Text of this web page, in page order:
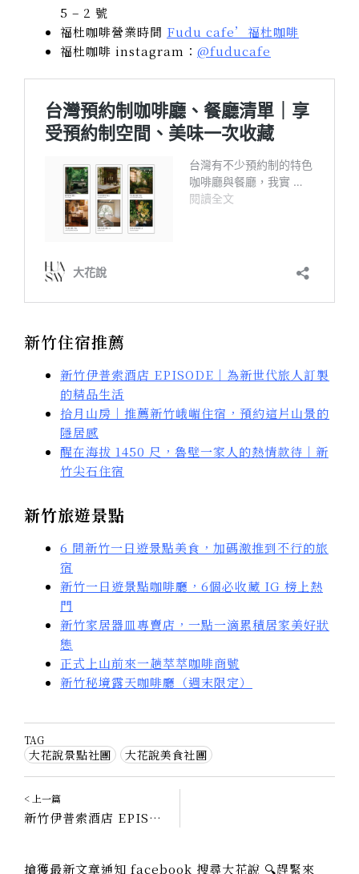
5 – 2 號
福杜咖啡營業時間 Fudu cafe’福杜咖啡
福杜咖啡 instagram： @fuducafe
新竹住宿推薦
新竹伊普索酒店 EPISODE｜為新世代旅人訂製
的精品生活
拾月山房｜推薦新竹峨嵋住宿，預約這片山景的
隱居感
醒在海拔 1450 尺，魯壁一家人的熱情款待｜新
竹尖石住宿
新竹旅遊景點
6 間新竹一日遊景點美食，加碼激推到不行的旅
宿
新竹一日遊景點咖啡廳，6個必收藏 IG 榜上熱
門
新竹家居器皿專賣店，一點一滴累積居家美好狀
態
正式上山前來一趟萃萃咖啡商號
新竹秘境露天咖啡廳（週末限定）
TAG
大花說景點社團 大花說美食社團
< 上一篇
新竹伊普索酒店 EPISODE｜為新世代旅人訂製的精品生活
搶獲最新文章通知 facebook 搜尋大花說 🔍趕緊來